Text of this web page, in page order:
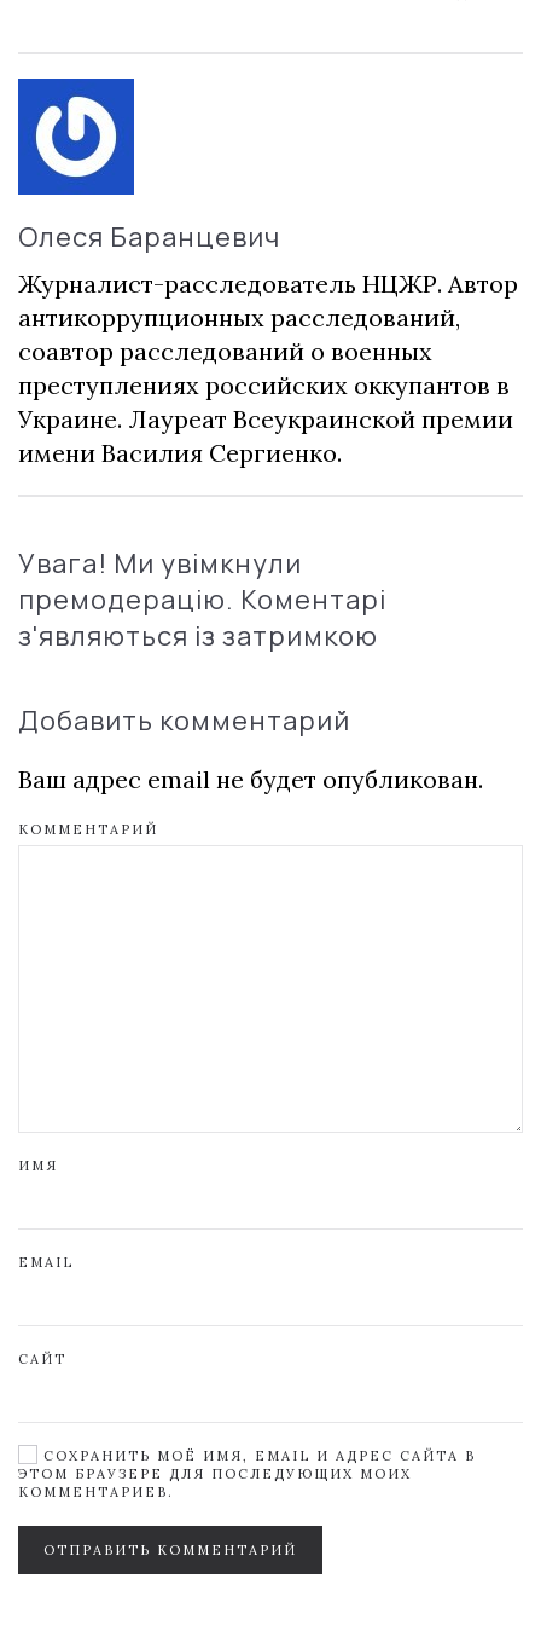
Олеся Баранцевич
Журналист-расследователь НЦЖР. Автор
антикоррупционных расследований,
соавтор расследований о военных
преступлениях российских оккупантов в
Украине. Лауреат Всеукраинской премии
имени Василия Сергиенко.
Увага! Ми увімкнули
премодерацію. Коментарі
з'являються із затримкою
Добавить комментарий
Ваш адрес email не будет опубликован.
КОММЕНТАРИЙ
ИМЯ
EMAIL
САЙТ
СОХРАНИТЬ МОЁ ИМЯ, EMAIL И АДРЕС САЙТА В
ЭТОМ БРАУЗЕРЕ ДЛЯ ПОСЛЕДУЮЩИХ МОИХ
КОММЕНТАРИЕВ.
ОТПРАВИТЬ КОММЕНТАРИЙ